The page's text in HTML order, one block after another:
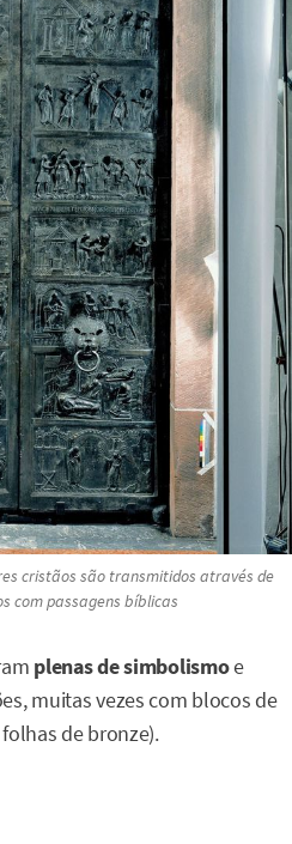
cristãos são transmitidos através de
com passagens bíblicas
plenas de simbolismoe
muitas vezes com blocos de
de bronze).